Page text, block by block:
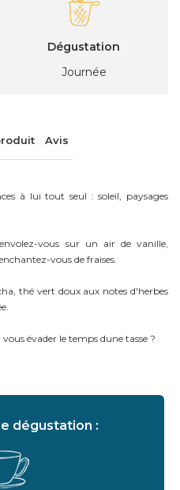
Dégustation
Journée
Avis
à lui tout seul : soleil, paysages
vous sur un air de vanille,
vous de fraises.
thé vert doux aux notes d'herbes
évader le temps dune tasse ?
dégustation :